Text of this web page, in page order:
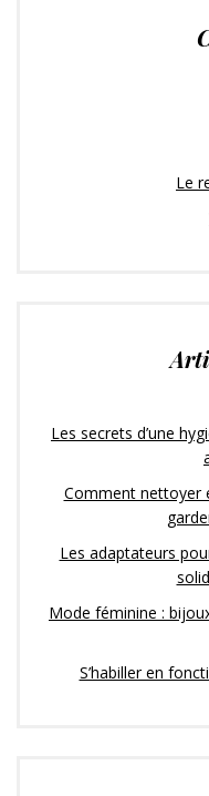
Le
Les secrets d’une
Comment nettoyer
Les adaptateurs
Mode féminine :
S’habiller en